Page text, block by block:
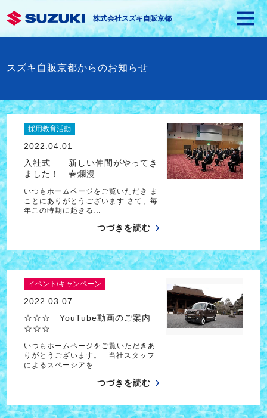
株式会社スズキ自販京都
スズキ自販京都からのお知らせ
採用教育活動
2022.04.01
入社式 新しい仲間がやってき
ました！ 春爛漫
いつもホームページをご覧いただき ま
ことにありがとうございます さて、毎
年この時期に起きる…
つづきを読む
イベント/キャンペーン
2022.03.07
☆☆☆ YouTube動画のご案内
☆☆☆
いつもホームページをご覧いただきあ
りがとうございます。 当社スタッフ
によるスペーシアを…
つづきを読む